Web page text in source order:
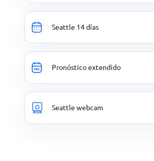
Seattle 14 días
Pronóstico extendido
Seattle webcam